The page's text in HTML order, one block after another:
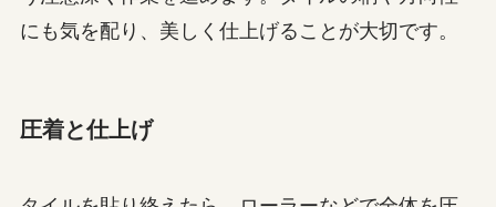
にも気を配り、美しく仕上げることが大切です。
圧着と仕上げ